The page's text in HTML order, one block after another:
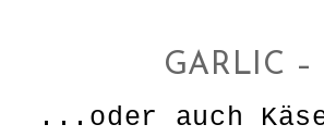
GARLIC –
...oder auch